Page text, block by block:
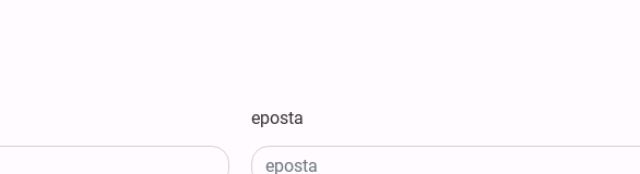
eposta